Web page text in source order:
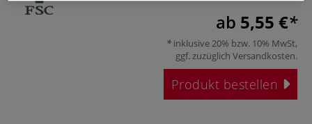
ab 5,55 €
inklusive 20% bzw. 10% MwSt,
ggf. zuzüglich Versandkosten.
Produkt bestellen